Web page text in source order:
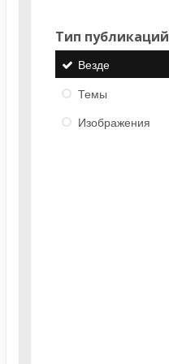
Тип публикаций
Везде
Темы
Изображения